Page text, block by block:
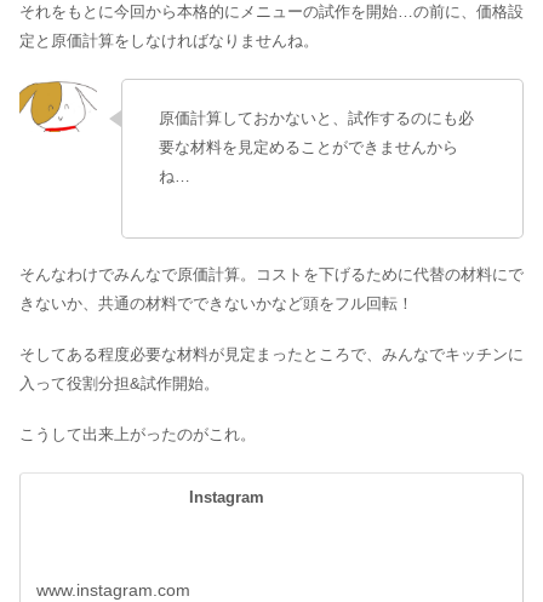
それをもとに今回から本格的にメニューの試作を開始…の前に、価格設
定と原価計算をしなければなりませんね。
原価計算しておかないと、試作するのにも必
要な材料を見定めることができませんから
ね…
そんなわけでみんなで原価計算。コストを下げるために代替の材料にで
きないか、共通の材料でできないかなど頭をフル回転！
そしてある程度必要な材料が見定まったところで、みんなでキッチンに
入って役割分担&試作開始。
こうして出来上がったのがこれ。
Instagram
www.instagram.com